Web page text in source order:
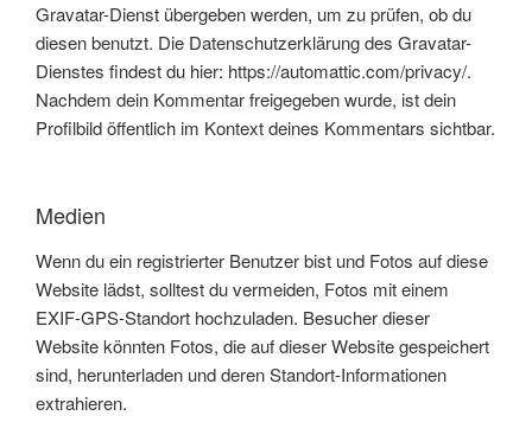
Gravatar-Dienst übergeben werden, um zu prüfen, ob du
diesen benutzt. Die Datenschutzerklärung des Gravatar-
Dienstes findest du hier: https://automattic.com/privacy/.
Nachdem dein Kommentar freigegeben wurde, ist dein
Profilbild öffentlich im Kontext deines Kommentars sichtbar.
Medien
Wenn du ein registrierter Benutzer bist und Fotos auf diese
Website lädst, solltest du vermeiden, Fotos mit einem
EXIF-GPS-Standort hochzuladen. Besucher dieser
Website könnten Fotos, die auf dieser Website gespeichert
sind, herunterladen und deren Standort-Informationen
extrahieren.